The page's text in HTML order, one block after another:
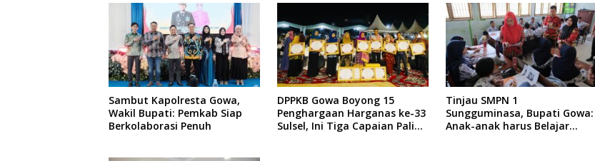
Sambut Kapolresta Gowa,
Wakil Bupati: Pemkab Siap
Berkolaborasi Penuh
DPPKB Gowa Boyong 15
Penghargaan Harganas ke-33
Sulsel, Ini Tiga Capaian Paling
Tinjau SMPN 1
Sungguminasa, Bupati Gowa:
Anak-anak harus Belajar